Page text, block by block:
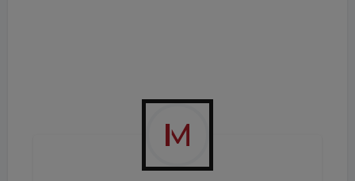
nutzbar ist“, erklärt Wien 3420-Vorstand Heinrich
Kugler und ergänzt: „Trotz Corona-bedingter
Verzögerungen bei der Lieferung der Brückenteile
freuen wir uns deshalb sehr, dass der